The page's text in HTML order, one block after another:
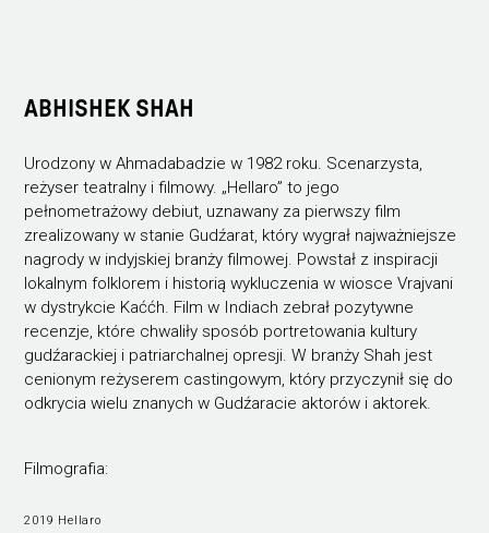
ABHISHEK SHAH
Urodzony w Ahmadabadzie w 1982 roku. Scenarzysta,
reżyser teatralny i filmowy. „Hellaro” to jego
pełnometrażowy debiut, uznawany za pierwszy film
zrealizowany w stanie Gudźarat, który wygrał najważniejsze
nagrody w indyjskiej branży filmowej. Powstał z inspiracji
lokalnym folklorem i historią wykluczenia w wiosce Vrajvani
w dystrykcie Kaććh. Film w Indiach zebrał pozytywne
recenzje, które chwaliły sposób portretowania kultury
gudźarackiej i patriarchalnej opresji. W branży Shah jest
cenionym reżyserem castingowym, który przyczynił się do
odkrycia wielu znanych w Gudźaracie aktorów i aktorek.
Filmografia:
2019 Hellaro